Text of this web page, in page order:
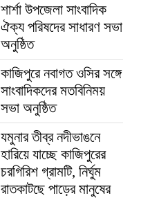
শার্শা উপজেলা সাংবাদিক
ঐক্য পরিষদের সাধারণ সভা
অনুষ্ঠিত
কাজিপুরে নবাগত ওসির সঙ্গে
সাংবাদিকদের মতবিনিময়
সভা অনুষ্ঠিত
যমুনার তীব্র নদীভাঙনে
হারিয়ে যাচ্ছে কাজিপুরের
চরগিরিশ গ্রামটি, নির্ঘুম
রাতকাটছে পাড়ের মানুষের